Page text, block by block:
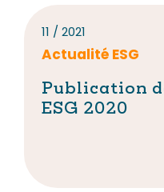
11 / 2021
Actualité ESG
Publication
ESG 2020